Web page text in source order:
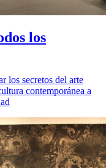
los
los secretos del arte
contemporánea a